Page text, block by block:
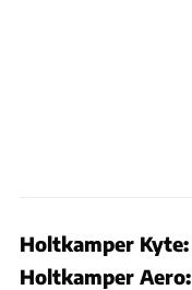
Holtkamper Kyte:
Holtkamper Aero: